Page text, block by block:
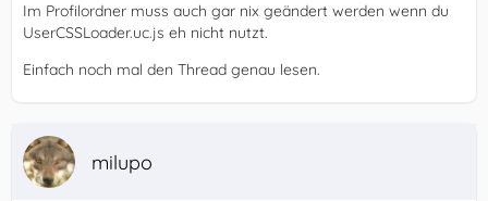
Im Profilordner muss auch gar nix geändert werden wenn du
UserCSSLoader.uc.js eh nicht nutzt.
Einfach noch mal den Thread genau lesen.
milupo